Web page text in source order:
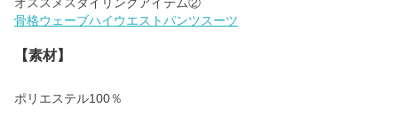
骨格ウェーブハイウエストパンツスーツ
【素材】
ポリエステル100％